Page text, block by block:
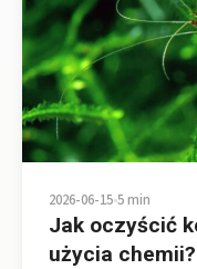
2026-06-15•5 min
Jak oczyścić
użycia chemii?